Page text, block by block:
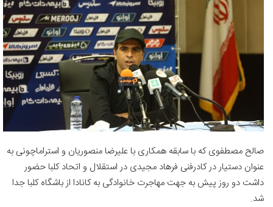
صالح مصطفوی که با سابقه همکاری با علیرضا منصوریان و استراماچونی به
عنوان دستیار در کادرفنی فرهاد مجیدی در استقلال و اتحاد کلبا حضور
داشت دو روز پیش به جهت مهاجرت خانوادگی به کانادا از باشگاه کلبا جدا
شد.